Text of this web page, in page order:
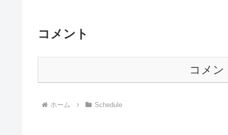
コメント
コメン
ホーム Schedule